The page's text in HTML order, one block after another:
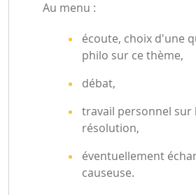
Au menu :
écoute, choix d'une
philo sur ce thème,
débat,
travail personnel
résolution,
éventuellement
causeuse.